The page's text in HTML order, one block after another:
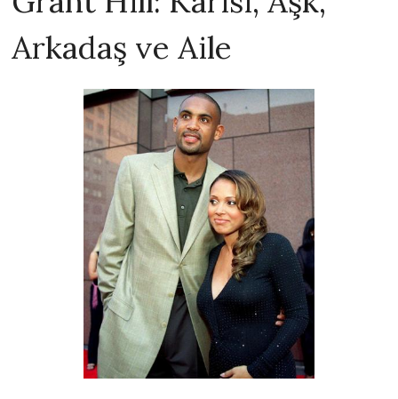
Arkadaş ve Aile